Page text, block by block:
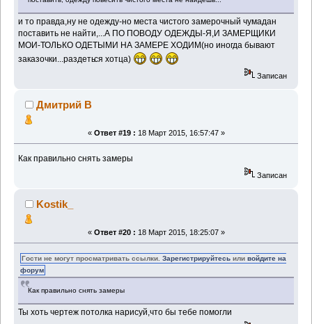
и то правда,ну не одежду-но места чистого замерочный чумадан
поставить не найти,...А ПО ПОВОДУ ОДЕЖДЫ-Я,И ЗАМЕРЩИКИ
МОИ-ТОЛЬКО ОДЕТЫМИ НА ЗАМЕРЕ ХОДИМ(но иногда бывают
заказочки...раздеться хотца)
Записан
Дмитрий В
« Ответ #19 : 18 Март 2015, 16:57:47 »
Как правильно снять замеры
Записан
Kostik_
« Ответ #20 : 18 Март 2015, 18:25:07 »
Гости не могут просматривать ссылки.Зарегистрируйтесь иливойдите на
форум
Как правильно снять замеры
Ты хоть чертеж потолка нарисуй,что бы тебе помогли